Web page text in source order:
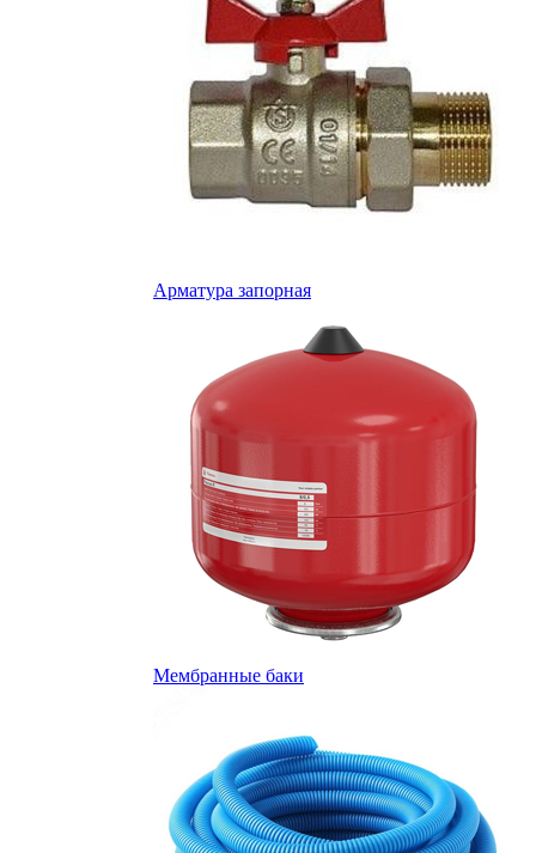
Арматура запорная
Мембранные баки